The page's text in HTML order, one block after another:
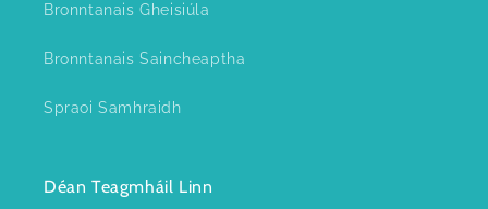
Bronntanais Gheisiúla
Bronntanais Saincheaptha
Spraoi Samhraidh
Déan Teagmháil Linn